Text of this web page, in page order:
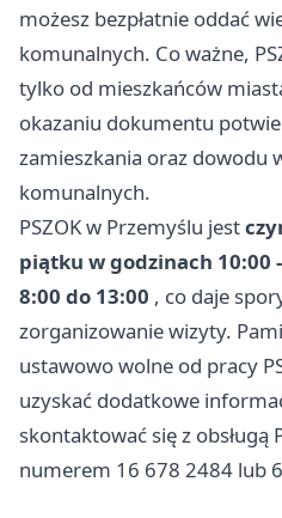
możesz bezpłatnie oddać
komunalnych. Co ważne,
tylko od mieszkańców
okazaniu dokumentu
zamieszkania oraz dowodu
komunalnych.
PSZOK w Przemyślu jest
piątku w godzinach 10:00
8:00 do 13:00 , co daje
zorganizowanie wizyty.
ustawowo wolne od pracy
uzyskać dodatkowe
skontaktować się z obsługą
numerem 16 678 2484 lub